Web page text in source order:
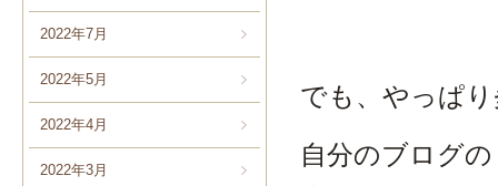
2022年7月
2022年5月
2022年4月
2022年3月
でも、やっぱ
自分のブログ